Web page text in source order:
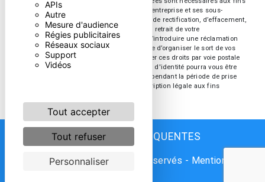
APIs
Autre
Mesure d'audience
Régies publicitaires
Réseaux sociaux
Support
Vidéos
Tout accepter
Tout refuser
Personnaliser
de vous contacter. Elles sont destinées à l'entreprise et ses sous-
traitants. Vous disposez de droits d’accès, de rectification, d’effacement,
de portabilité, de limitation, d’opposition, de retrait de votre
consentement à tout moment et du droit d’introduire une réclamation
auprès d’une autorité de contrôle, ainsi que d’organiser le sort de vos
données post-mortem. Vous pouvez exercer ces droits par voie postale
ou par courrier électronique. Un justificatif d'identité pourra vous être
demandé. Nous conservons vos données pendant la période de prise
de contact puis pendant la durée de prescription légale aux fins
RECHERCHES FRÉQUENTES
Vistalid- 2026 - Tous droits réservés - Mentions